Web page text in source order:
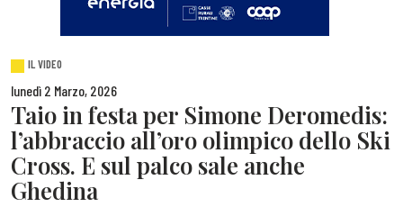
IL VIDEO
lunedì 2 Marzo, 2026
Taio in festa per Simone Deromedis:
l’abbraccio all’oro olimpico dello Ski
Cross. E sul palco sale anche
Ghedina